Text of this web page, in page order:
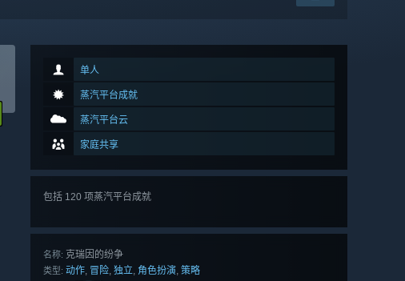
单人
蒸汽平台成就
蒸汽平台云
家庭共享
包括 120 项蒸汽平台成就
名称: 克瑞因的纷争
类型: 动作, 冒险, 独立, 角色扮演, 策略